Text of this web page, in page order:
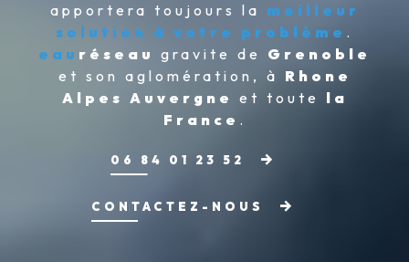
apportera toujours la meilleur
solution à votre problème .
eau réseau gravite de Grenoble
et son aglomération, à Rhone
Alpes Auvergne et toute la
France .
06 84 01 23 52
CONTACTEZ-NOUS